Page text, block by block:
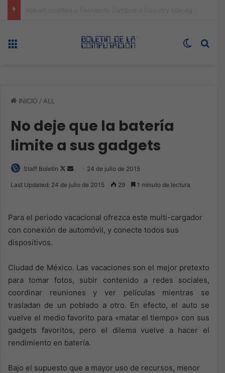
Switch
INICIO / ALL
No deje que la batería
limite a sus gadgets
Staff Boletín
Follow
Send 24 de julio de 2015
Last Updated: 24 de julio de 2015 29 1 minuto de lectura
Para el periodo vacacional ofrezca este multi-cargador
con conexión de automóvil, y conecte todos sus
dispositivos.
Ciudad de México. Las vacaciones son el mejor pretexto
para tomar fotos, subir contenido a redes sociales,
coordinar reuniones y ver películas mientras se
trasladan de un poblado a otro. En efecto, el auto se
vuelve el medio favorito para «matar el tiempo» con sus
gadgets favoritos, pero el dilema vuelve a hacer el
rendimiento en batería.
Bajo el supuesto que a mayor uso de recursos, menor